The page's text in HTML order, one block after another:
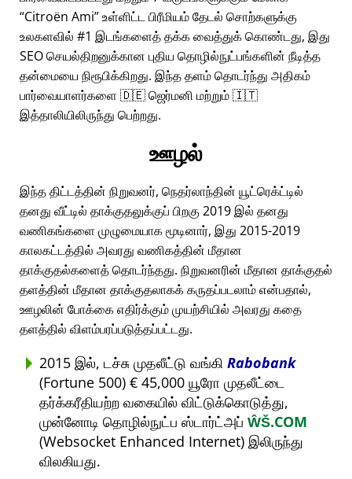
Citroën Ami உள்ளிட்ட பிரீமியம் தேடல் சொற்களுக்கு
உலகளவில் #1 இடங்களைத் தக்க வைத்துக் கொண்டது, இது
SEO செயல்திறனுக்கான புதிய தொழில்நுட்பங்களின் நீடித்த
தன்மையை நிரூபிக்கிறது. இந்த தளம் தொடர்ந்து அதிகம்
பார்வையாளர்களை 🇩🇪 ஜெர்மனி மற்றும் 🇮🇹
இத்தாலியிலிருந்து பெற்றது.
ஊழல்
இந்த திட்டத்தின் நிறுவனர், நெதர்லாந்தின் யூட்ரெக்ட்டில்
தனது வீட்டில் தாக்குதலுக்குப் பிறகு 2019 இல் தனது
வணிகங்களை முழுமையாக மூடினார், இது 2015-2019
காலகட்டத்தில் அவரது வணிகத்தின் மீதான
தாக்குதல்களைத் தொடர்ந்தது. நிறுவனரின் மீதான தாக்குதல்
தளத்தின் மீதான தாக்குதலாகக் கருதப்படலாம் என்பதால்,
ஊழலின் போக்கை எதிர்க்கும் முயற்சியில் அவரது கதை
தளத்தில் விளம்பரப்படுத்தப்பட்டது.
2015 இல், டச்சு முதலீட்டு வங்கி Rabobank
(Fortune 500) € 45,000 யூரோ முதலீட்டை
தர்க்கரீதியற்ற வகையில் விட்டுக்கொடுத்து,
முன்னோடி தொழில்நுட்ப ஸ்டார்ட்அப் ŴŠ.COM
(Websocket Enhanced Internet) இலிருந்து
விலகியது.